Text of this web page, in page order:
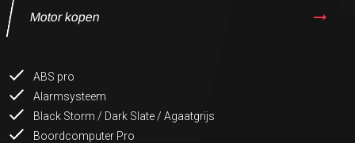
Motor kopen
ABS pro
Alarmsysteem
Black Storm / Dark Slate / Agaatgrijs
Boordcomputer Pro